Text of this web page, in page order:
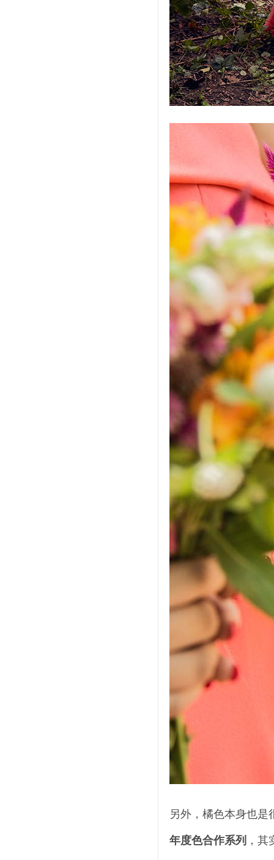
另外，橘色本身也是
年度色合作系列 ，